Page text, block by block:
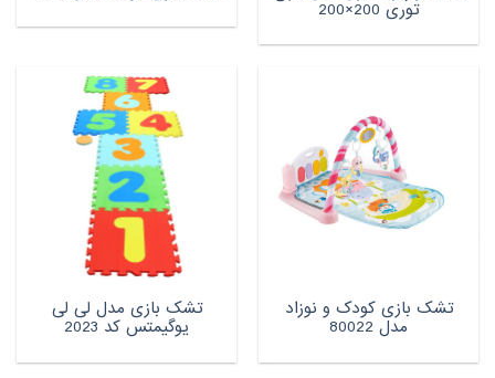
توری 200×200
تشک بازی کودک و نوزاد
مدل 80022
تشک بازی مدل لی لی
یوگیمتس کد 2023